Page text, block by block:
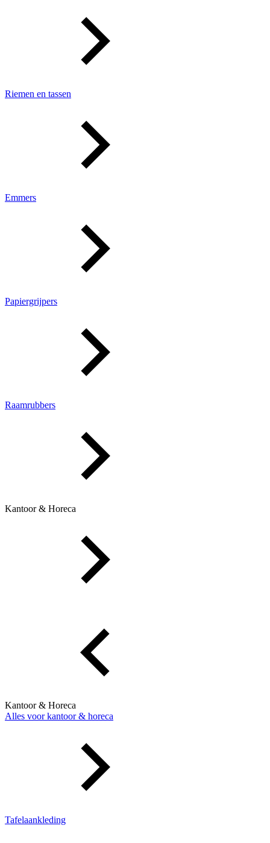
Riemen en tassen
Emmers
Papiergrijpers
Raamrubbers
Kantoor & Horeca
Kantoor & Horeca
Alles voor kantoor & horeca
Tafelaankleding